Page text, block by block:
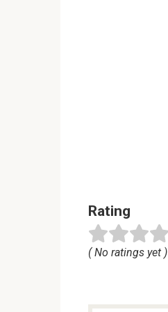
Rating
( No ratings yet )